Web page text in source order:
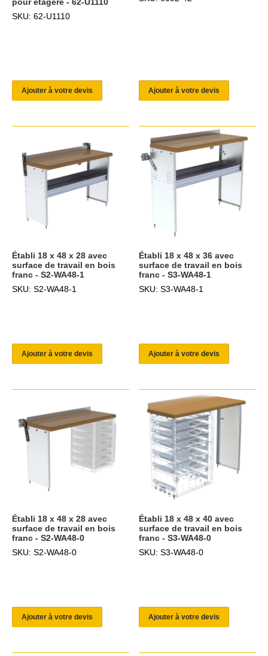
SKU: 62-U1110
Ajouter à votre devis Ajouter à votre devis
Établi 18 x 48 x 28 avec
surface de travail en bois
franc - S2-WA48-1
SKU: S2-WA48-1
Ajouter à votre devis
Établi 18 x 48 x 36 avec
surface de travail en bois
franc - S3-WA48-1
SKU: S3-WA48-1
Ajouter à votre devis
Établi 18 x 48 x 28 avec
surface de travail en bois
franc - S2-WA48-0
SKU: S2-WA48-0
Ajouter à votre devis
Établi 18 x 48 x 40 avec
surface de travail en bois
franc - S3-WA48-0
SKU: S3-WA48-0
Ajouter à votre devis